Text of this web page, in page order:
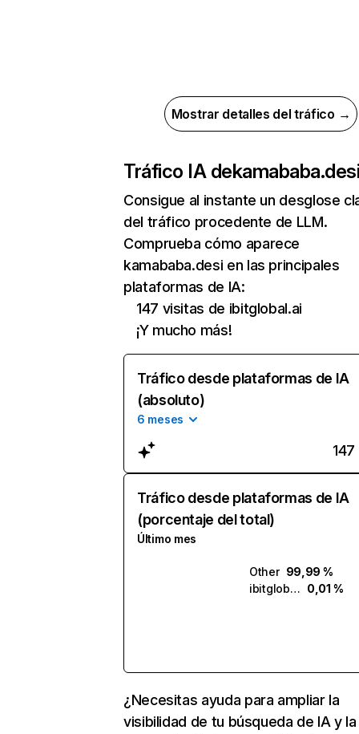
Mostrar detalles del tráfico →
Tráfico IA de
Consigue al instante un desglose
del tráfico procedente de LLM.
Comprueba cómo aparece
kamababa.desi en las principales
plataformas de IA:
147 visitas de ibitglobal.ai
¡Y mucho más!
Tráfico desde plataformas de IA
(absoluto)
6 meses
147
Tráfico desde plataformas de IA
(porcentaje del total)
Último mes
Other 99,99 %
ibitglobal.ai 0,01 %
¿Necesitas ayuda para ampliar la
visibilidad de tu búsqueda de IA y la